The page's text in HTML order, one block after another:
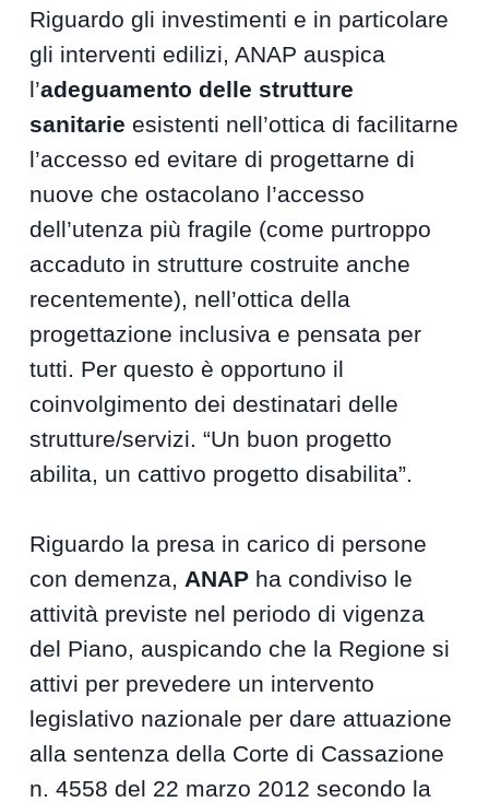
Riguardo gli investimenti e in particolare
gli interventi edilizi, ANAP auspica
l’adeguamento delle strutture
sanitarie esistenti nell’ottica di facilitarne
l’accesso ed evitare di progettarne di
nuove che ostacolano l’accesso
dell’utenza più fragile (come purtroppo
accaduto in strutture costruite anche
recentemente), nell’ottica della
progettazione inclusiva e pensata per
tutti. Per questo è opportuno il
coinvolgimento dei destinatari delle
strutture/servizi. “Un buon progetto
abilita, un cattivo progetto disabilita”.
Riguardo la presa in carico di persone
con demenza, ANAP ha condiviso le
attività previste nel periodo di vigenza
del Piano, auspicando che la Regione si
attivi per prevedere un intervento
legislativo nazionale per dare attuazione
alla sentenza della Corte di Cassazione
n. 4558 del 22 marzo 2012 secondo la